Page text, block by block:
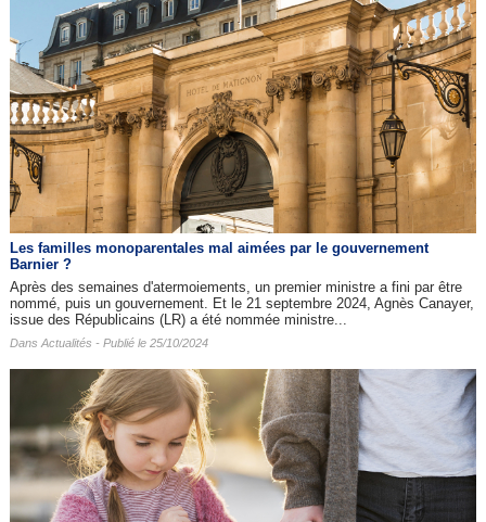
Les familles monoparentales mal aimées par le gouvernement
Barnier ?
Après des semaines d'atermoiements, un premier ministre a fini par être
nommé, puis un gouvernement. Et le 21 septembre 2024, Agnès Canayer,
issue des Républicains (LR) a été nommée ministre...
Dans Actualités - Publié le 25/10/2024